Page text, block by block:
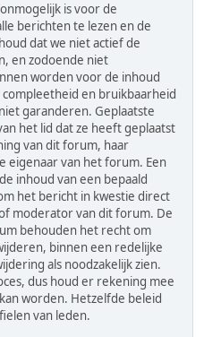
is voor de
berichten te lezen en de
dat we niet actief de
en zodoende niet
worden voor de inhoud
en bruikbaarheid
garanderen. Geplaatste
het lid dat ze heeft geplaatst
van dit forum, haar
eigenaar van het forum. Een
inhoud van een bepaald
het bericht in kwestie direct
moderator van dit forum. De
behouden het recht om
binnen een redelijke
als noodzakelijk zien.
dus houd er rekening mee
worden. Hetzelfde beleid
van leden.